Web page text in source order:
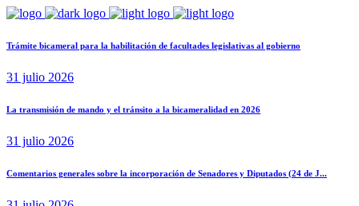
Trámite bicameral para la habilitación de facultades legislativas al gobierno
31 julio 2026
La transmisión de mando y el tránsito a la bicameralidad en 2026
31 julio 2026
Comentarios generales sobre la incorporación de Senadores y Diputados (24 de J...